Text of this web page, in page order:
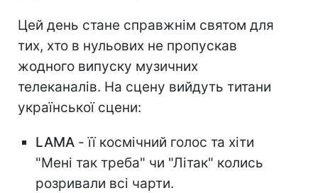
Цей день стане справжнім святом для
тих, хто в нульових не пропускав
жодного випуску музичних
телеканалів. На сцену вийдуть титани
української сцени:
LAMA - її космічний голос та хіти
"Мені так треба" чи "Літак" колись
розривали всі чарти.